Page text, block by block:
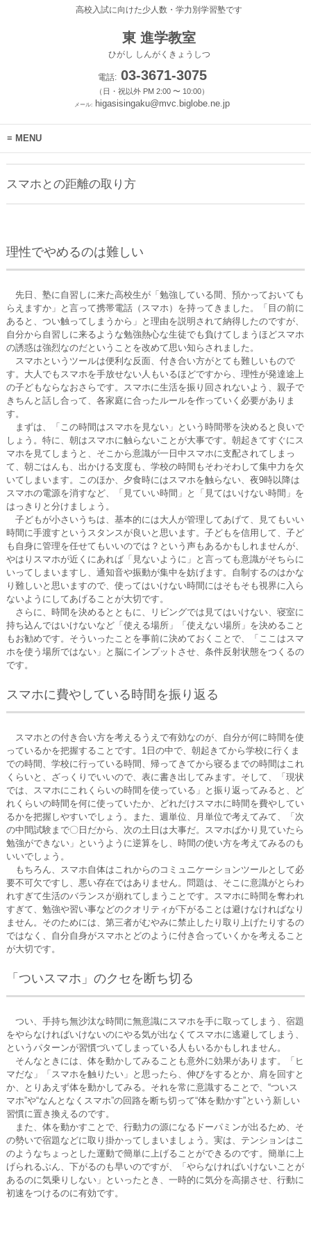
高校入試に向けた少人数・学力別学習塾です
東 進学教室
ひがし しんがくきょうしつ
電話:03-3671-3075
（日・祝以外 PM 2:00 〜 10:00）
メール: higasisingaku@mvc.biglobe.ne.jp
MENU
スマホとの距離の取り方
理性でやめるのは難しい
先日、塾に自習しに来た高校生が「勉強している間、預かっておいても
らえますか」と言って携帯電話（スマホ）を持ってきました。「目の前に
あると、つい触ってしまうから」と理由を説明されて納得したのですが、
自分から自習しに来るような勉強熱心な生徒でも負けてしまうほどスマホ
の誘惑は強烈なのだということを改めて思い知らされました。
スマホというツールは便利な反面、付き合い方がとても難しいもので
す。大人でもスマホを手放せない人もいるほどですから、理性が発達途上
の子どもならなおさらです。スマホに生活を振り回されないよう、親子で
きちんと話し合って、各家庭に合ったルールを作っていく必要がありま
す。
まずは、「この時間はスマホを見ない」という時間帯を決めると良いで
しょう。特に、朝はスマホに触らないことが大事です。朝起きてすぐにス
マホを見てしまうと、そこから意識が一日中スマホに支配されてしまっ
て、朝ごはんも、出かける支度も、学校の時間もそわそわして集中力を欠
いてしまいます。このほか、夕食時にはスマホを触らない、夜9時以降は
スマホの電源を消すなど、「見ていい時間」と「見てはいけない時間」を
はっきりと分けましょう。
子どもが小さいうちは、基本的には大人が管理してあげて、見てもいい
時間に手渡すというスタンスが良いと思います。子どもを信用して、子ど
も自身に管理を任せてもいいのでは？という声もあるかもしれませんが、
やはりスマホが近くにあれば「見ないように」と言っても意識がそちらに
いってしまいますし、通知音や振動が集中を妨げます。自制するのはかな
り難しいと思いますので、使ってはいけない時間にはそもそも視界に入ら
ないようにしてあげることが大切です。
さらに、時間を決めるとともに、リビングでは見てはいけない、寝室に
持ち込んではいけないなど「使える場所」「使えない場所」を決めること
もお勧めです。そういったことを事前に決めておくことで、「ここはスマ
ホを使う場所ではない」と脳にインプットさせ、条件反射状態をつくるの
です。
スマホに費やしている時間を振り返る
スマホとの付き合い方を考えるうえで有効なのが、自分が何に時間を使
っているかを把握することです。1日の中で、朝起きてから学校に行くま
での時間、学校に行っている時間、帰ってきてから寝るまでの時間はこれ
くらいと、ざっくりでいいので、表に書き出してみます。そして、「現状
では、スマホにこれくらいの時間を使っている」と振り返ってみると、ど
れくらいの時間を何に使っていたか、どれだけスマホに時間を費やしてい
るかを把握しやすいでしょう。また、週単位、月単位で考えてみて、「次
の中間試験まで〇日だから、次の土日は大事だ。スマホばかり見ていたら
勉強ができない」というように逆算をし、時間の使い方を考えてみるのも
いいでしょう。
もちろん、スマホ自体はこれからのコミュニケーションツールとして必
要不可欠ですし、悪い存在ではありません。問題は、そこに意識がとらわ
れすぎて生活のバランスが崩れてしまうことです。スマホに時間を奪われ
すぎて、勉強や習い事などのクオリティが下がることは避けなければなり
ません。そのためには、第三者がむやみに禁止したり取り上げたりするの
ではなく、自分自身がスマホとどのように付き合っていくかを考えること
が大切です。
「ついスマホ」のクセを断ち切る
つい、手持ち無沙汰な時間に無意識にスマホを手に取ってしまう、宿題
をやらなければいけないのにやる気が出なくてスマホに逃避してしまう、
というパターンが習慣づいてしまっている人もいるかもしれません。
そんなときには、体を動かしてみることも意外に効果があります。「ヒ
マだな」「スマホを触りたい」と思ったら、伸びをするとか、肩を回すと
か、とりあえず体を動かしてみる。それを常に意識することで、“ついス
マホ”や“なんとなくスマホ”の回路を断ち切って“体を動かす”という新しい
習慣に置き換えるのです。
また、体を動かすことで、行動力の源になるドーパミンが出るため、そ
の勢いで宿題などに取り掛かってしまいましょう。実は、テンションはこ
のようなちょっとした運動で簡単に上げることができるのです。簡単に上
げられるぶん、下がるのも早いのですが、「やらなければいけないことが
あるのに気乗りしない」といったとき、一時的に気分を高揚させ、行動に
初速をつけるのに有効です。